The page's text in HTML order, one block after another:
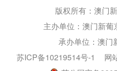
版权所有：澳门
主办单位：澳门新葡
承办单位：澳门
苏ICP备10219514号-1
网